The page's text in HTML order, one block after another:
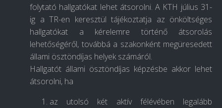
folytató hallgatókat lehet átsorolni. A KTH július 31-
ig a TR-en keresztül tájékoztatja az önköltséges
hallgatókat a kérelemre történő átsorolás
lehetőségéről, továbbá a szakonként megüresedett
állami ösztöndíjas helyek számáról.
Hallgatót állami ösztöndíjas képzésbe akkor lehet
átsorolni, ha
az utolsó két aktív félévében legalább